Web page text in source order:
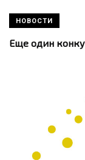
НОВОСТИ
Еще один